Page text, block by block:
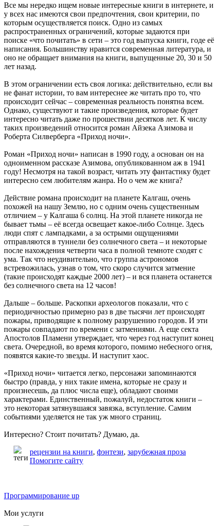
Все мы нередко ищем новые интересные книги в интернете, и
у всех нас имеются свои предпочтения, свои критерии, по
которым осуществляется поиск. Одно из самых
распространенных ограничений, которые задаются при
поиске «что почитать» в сети – это год выпуска книги, годе её
написания. Большинству нравится современная литература, и
оно не обращает внимания на книги, выпущенные 20, 30 и 50
лет назад.
В этом ограничении есть своя логика: действительно, если вы
не фанат истории, то вам интереснее же читать про то, что
происходит сейчас – современная реальность понятна всем.
Однако, существуют и такие произведения, которые будет
интересно читать даже по прошествии десятков лет. К числу
таких произведений относится роман Айзека Азимова и
Роберта Силверберга «Приход ночи».
Роман «Приход ночи» написан в 1990 году, а основан он на
одноименном рассказе Азимова, опубликованном аж в 1941
году! Несмотря на такой возраст, читать эту фантастику будет
интересно сем любителям жанра. Но о чем же книга?
Действие романа происходит на планете Калгаш, очень
похожей на нашу Землю, но с одним очень существенным
отличием – у Калгаша 6 солнц. На этой планете никогда не
бывает тьмы – её всегда освещает какое-либо Солнце. Здесь
люди спят с лампадками, а за острыми ощущениями
отправляются в туннели без солнечного света – и некоторые
после нахождения четверти часа в полной темноте сходят с
ума. Так что неудивительно, что группа астрономов
встревожилась, узнав о том, что скоро случится затмение
(такие происходят каждые 2000 лет) – и вся планета останется
без солнечного света на 12 часов!
Дальше – больше. Раскопки археологов показали, что с
периодичностью примерно раз в две тысячи лет происходят
пожары, приводящие к полному разрушению городов. И эти
пожары совпадают по времени с затмениями. А еще секта
Апостолов Пламени утверждает, что через год наступит конец
света. Очередной, во время которого, помимо небесного огня,
появятся какие-то звезды. И наступит хаос.
«Приход ночи» читается легко, персонажи запоминаются
быстро (правда, у них такие имена, которые не сразу и
произнесешь, да плюс числа еще), обладают своими
характерами. Единственный, пожалуй, недостаток книги –
это некоторая затянувшаяся завязка, вступление. Самим
событиями уделяется не так уж много страниц.
Интересно? Стоит почитать? Думаю, да.
рецензии на книги, фэнтези, зарубежная проза
Помогите сайту
Программирование up
Мои услуги